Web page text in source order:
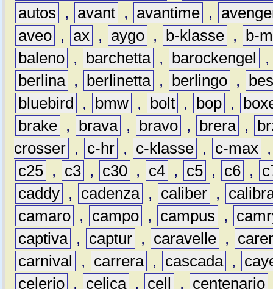
autos
, avant , avantime ,
aveo , ax , aygo , b-klasse ,
b-
baleno , barchetta , barockengel
berlina , berlinetta , berlingo ,
bluebird
, bmw , bolt , bop ,
brake , brava , bravo , brera ,
crosser , c-hr , c-klasse , c-max
c25 , c3 , c30 , c4 , c5 , c6 ,
caddy , cadenza , caliber ,
camaro , campo , campus ,
captiva , captur , caravelle ,
carnival
, carrera , cascada ,
celerio , celica , cell , centenario